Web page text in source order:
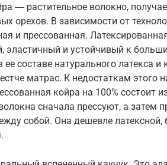
― растительное волокно,
орехов. В зависимости от
и прессованная.
эластичный и устойчивый к
ее составе натурального
матрас. К недостаткам
койра на 100% состоит
сначала прессуют, а
собой. Она дешевле латексной,